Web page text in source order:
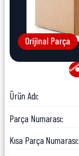
Orijinal Parça
Ürün Adı:
Parça Numarası:
Kısa Parça Numarası: